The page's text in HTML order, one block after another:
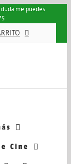
me puedes
Cine